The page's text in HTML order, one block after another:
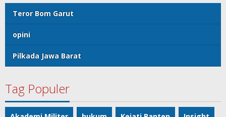
Teror Bom Garut
opini
Pilkada Jawa Barat
Tag Populer